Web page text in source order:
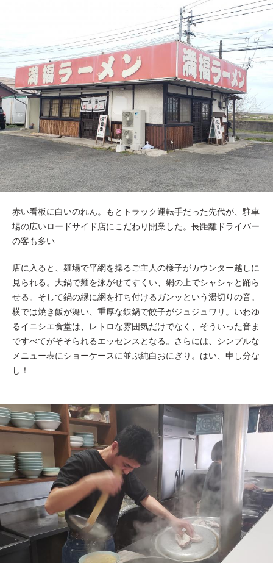
赤い看板に白いのれん。もとトラック運転手だった先代が、駐車
場の広いロードサイド店にこだわり開業した。長距離ドライバー
の客も多い
店に入ると、麺場で平網を操るご主人の様子がカウンター越しに
見られる。大鍋で麺を泳がせてすくい、網の上でシャシャと踊ら
せる。そして鍋の縁に網を打ち付けるガンッという湯切りの音。
横では焼き飯が舞い、重厚な鉄鍋で餃子がジュジュワリ。いわゆ
るイニシエ食堂は、レトロな雰囲気だけでなく、そういった音ま
ですべてがそそられるエッセンスとなる。さらには、シンプルな
メニュー表にショーケースに並ぶ純白おにぎり。はい、申し分な
し！